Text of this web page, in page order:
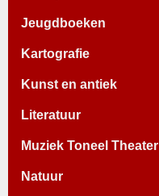
Jeugdboeken
Kartografie
Kunst en antiek
Literatuur
Muziek Toneel Theater
Natuur